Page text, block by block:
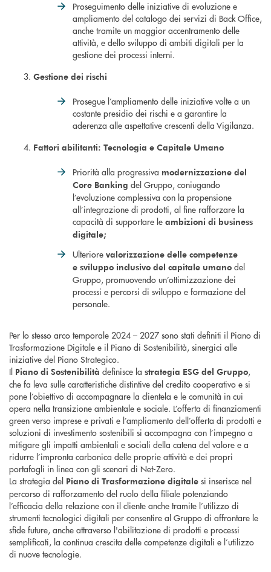
Proseguimento delle iniziative di evoluzione e
ampliamento del catalogo dei servizi di Back Office,
anche tramite un maggior accentramento delle
attività, e dello sviluppo di ambiti digitali per la
gestione dei processi interni.
Gestione dei rischi
Prosegue l’ampliamento delle iniziative volte a un
costante presidio dei rischi e a garantire la
aderenza alle aspettative crescenti della Vigilanza.
Fattori abilitanti: Tecnologia e Capitale Umano
Priorità alla progressiva modernizzazione del
Core Banking del Gruppo, coniugando
l’evoluzione complessiva con la propensione
all’integrazione di prodotti, al fine rafforzare la
capacità di supportare le ambizioni di business
digitale;
Ulteriore valorizzazione delle competenze
e sviluppo inclusivo del capitale umano del
Gruppo, promuovendo un’ottimizzazione dei
processi e percorsi di sviluppo e formazione del
personale.
Per lo stesso arco temporale 2024 – 2027 sono stati definiti il Piano di
Trasformazione Digitale e il Piano di Sostenibilità, sinergici alle
iniziative del Piano Strategico.
Il Piano di Sostenibilità definisce la strategia ESG del Gruppo,
che fa leva sulle caratteristiche distintive del credito cooperativo e si
pone l’obiettivo di accompagnare la clientela e le comunità in cui
opera nella transizione ambientale e sociale. L’offerta di finanziamenti
green verso imprese e privati e l’ampliamento dell’offerta di prodotti e
soluzioni di investimento sostenibili si accompagna con l’impegno a
mitigare gli impatti ambientali e sociali della catena del valore e a
ridurre l’impronta carbonica delle proprie attività e dei propri
portafogli in linea con gli scenari di Net-Zero.
La strategia del Piano di Trasformazione digitale si inserisce nel
percorso di rafforzamento del ruolo della filiale potenziando
l’efficacia della relazione con il cliente anche tramite l’utilizzo di
strumenti tecnologici digitali per consentire al Gruppo di affrontare le
sfide future, anche attraverso l'abilitazione di prodotti e processi
semplificati, la continua crescita delle competenze digitali e l’utilizzo
di nuove tecnologie.